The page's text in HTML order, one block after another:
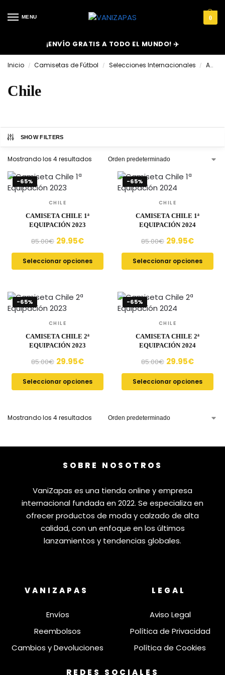
MENU 0
¡ENVÍO GRATIS A TODO EL MUNDO! ✈️
Inicio / Camisetas de Fútbol / Selecciones Internacionales / América
Chile
SHOW FILTERS
Mostrando los 4 resultados
-65%
CHILE
CAMISETA CHILE 1ª
EQUIPACIÓN 2023
85.00€ 29.95€
Seleccionar opciones
-65%
CHILE
CAMISETA CHILE 1ª
EQUIPACIÓN 2024
85.00€ 29.95€
Seleccionar opciones
-65%
CHILE
CAMISETA CHILE 2ª
EQUIPACIÓN 2023
85.00€ 29.95€
Seleccionar opciones
-65%
CHILE
CAMISETA CHILE 2ª
EQUIPACIÓN 2024
85.00€ 29.95€
Seleccionar opciones
Mostrando los 4 resultados
SOBRE NOSOTROS
VaniZapas es una tienda online y empresa
internacional fundada en 2022. Se especializa en
ofrecer productos de moda y calzado de alta
calidad, con un enfoque en los últimos
lanzamientos y tendencias globales.
VANIZAPAS
Envíos
Reembolsos
Cambios y Devoluciones
LEGAL
Aviso Legal
Política de Privacidad
Política de Cookies
REDES SOCIALES